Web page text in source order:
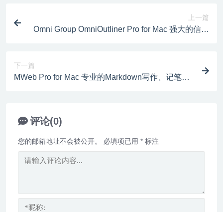
上一篇
Omni Group OmniOutliner Pro for Mac 强大的信息
下一篇
MWeb Pro for Mac 专业的Markdown写作、记笔记
评论(0)
您的邮箱地址不会被公开。 必填项已用 * 标注